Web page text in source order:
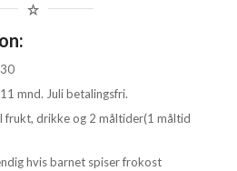
mnd. Juli betalingsfri.
frukt, drikke og 2 måltider(1 måltid
hvis barnet spiser frokost